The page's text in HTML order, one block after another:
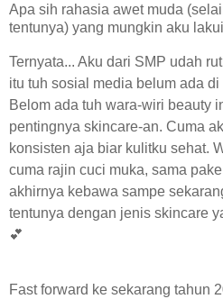
Apa sih rahasia awet muda
tentunya) yang mungkin aku
Ternyata... Aku dari SMP udah
itu tuh sosial media belum ada
Belom ada tuh wara-wiri beauty
pentingnya skincare-an. Cuma
konsisten aja biar kulitku sehat.
cuma rajin cuci muka, sama
akhirnya kebawa sampe
tentunya dengan jenis skincare
💕
Fast forward ke sekarang tahun